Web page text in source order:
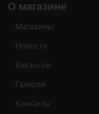
О магазине
Магазины
Новости
Вакансии
Галерея
Контакты